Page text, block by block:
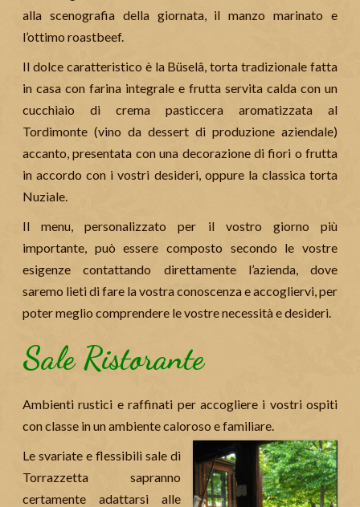
alla scenografia della giornata, il manzo marinato e
l’ottimo roastbeef.
Il dolce caratteristico è la Büselâ, torta tradizionale fatta
in casa con farina integrale e frutta servita calda con un
cucchiaio di crema pasticcera aromatizzata al
Tordimonte (vino da dessert di produzione aziendale)
accanto, presentata con una decorazione di fiori o frutta
in accordo con i vostri desideri, oppure la classica torta
Nuziale.
Il menu, personalizzato per il vostro giorno più
importante, può essere composto secondo le vostre
esigenze contattando direttamente l’azienda, dove
saremo lieti di fare la vostra conoscenza e accogliervi, per
poter meglio comprendere le vostre necessità e desideri.
Sale Ristorante
Ambienti rustici e raffinati per accogliere i vostri ospiti
con classe in un ambiente caloroso e familiare.
Le svariate e flessibili sale di
Torrazzetta sapranno
certamente adattarsi alle